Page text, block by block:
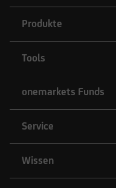
Produkte
Tools
onemarkets Funds
Service
Wissen